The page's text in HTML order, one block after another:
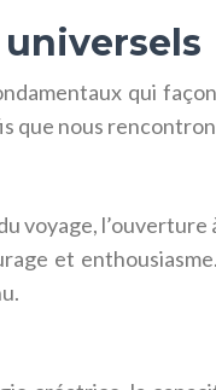
qui
que nous
et